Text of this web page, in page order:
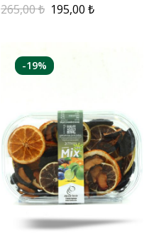
265,00₺ 195,00 ₺
-19%